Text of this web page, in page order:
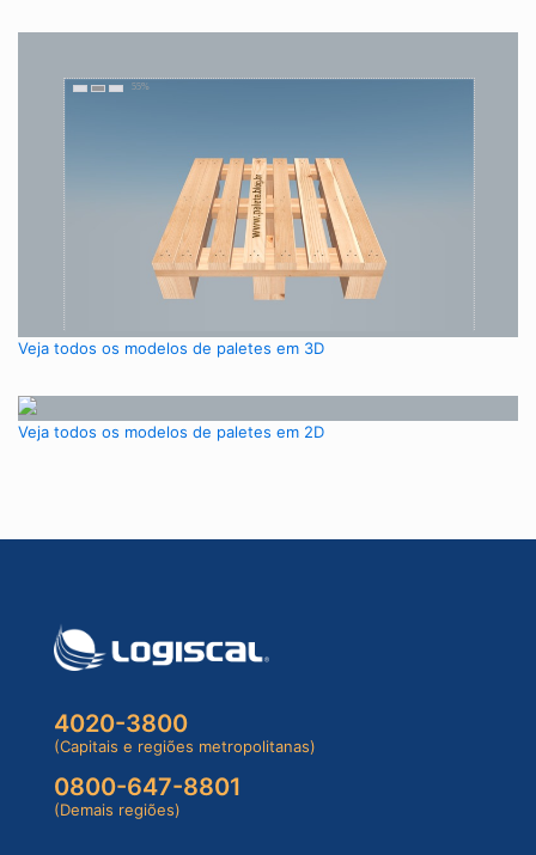
Veja todos os modelos de paletes em 3D
Veja todos os modelos de paletes em 2D
4020-3800
(Capitais e regiões metropolitanas)
0800-647-8801
(Demais regiões)